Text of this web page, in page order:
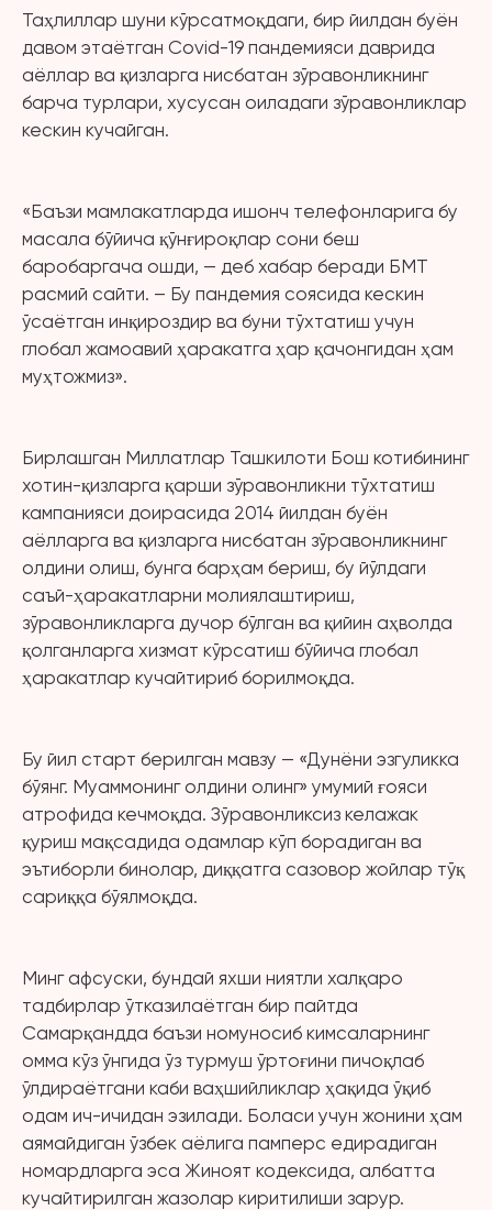
Таҳлиллар шуни кўрсатмоқдаги, бир йилдан буён
давом этаётган Covid-19 пандемияси даврида
аёллар ва қизларга нисбатан зўравонликнинг
барча турлари, хусусан оиладаги зўравонликлар
кескин кучайган.
«Баъзи мамлакатларда ишонч телефонларига бу
масала бўйича қўнғироқлар сони беш
баробаргача ошди, — деб хабар беради БМТ
расмий сайти. – Бу пандемия соясида кескин
ўсаётган инқироздир ва буни тўхтатиш учун
глобал жамоавий ҳаракатга ҳар қачонгидан ҳам
муҳтожмиз».
Бирлашган Миллатлар Ташкилоти Бош котибининг
хотин-қизларга қарши зўравонликни тўхтатиш
кампанияси доирасида 2014 йилдан буён
аёлларга ва қизларга нисбатан зўравонликнинг
олдини олиш, бунга барҳам бериш, бу йўлдаги
саъй-ҳаракатларни молиялаштириш,
зўравонликларга дучор бўлган ва қийин аҳволда
қолганларга хизмат кўрсатиш бўйича глобал
ҳаракатлар кучайтириб борилмоқда.
Бу йил старт берилган мавзу — «Дунёни эзгуликка
бўянг. Муаммонинг олдини олинг» умумий ғояси
атрофида кечмоқда. Зўравонликсиз келажак
қуриш мақсадида одамлар кўп борадиган ва
эътиборли бинолар, диққатга сазовор жойлар тўқ
сариққа бўялмоқда.
Минг афсуски, бундай яхши ниятли халқаро
тадбирлар ўтказилаётган бир пайтда
Самарқандда баъзи номуносиб кимсаларнинг
омма кўз ўнгида ўз турмуш ўртоғини пичоқлаб
ўлдираётгани каби ваҳшийликлар ҳақида ўқиб
одам ич-ичидан эзилади. Боласи учун жонини ҳам
аямайдиган ўзбек аёлига памперс едирадиган
номардларга эса Жиноят кодексида, албатта
кучайтирилган жазолар киритилиши зарур.